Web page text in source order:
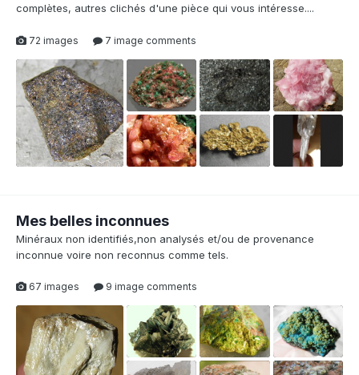
1
complètes, autres clichés d'une pièce qui vous intéresse....
72 images 7 image comments
Mes belles inconnues
Minéraux non identifiés,non analysés et/ou de provenance
inconnue voire non reconnus comme tels.
67 images 9 image comments